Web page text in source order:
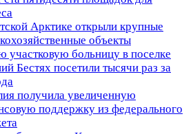
Арктике открыли крупные
объекты
участковую больницу в поселке
Бестях посетили тысячи раз за
получила увеличенную
поддержку из федерального